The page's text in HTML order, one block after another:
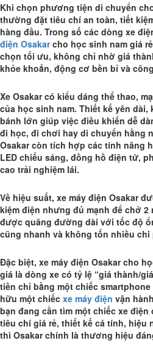
Khi chọn phương tiện di chuyển
thường đặt tiêu chí an toàn, tiết
hàng đầu. Trong số các dòng xe
điện Osakarcho học sinh nam giá
chọn tối ưu, không chỉ nhờ giá
khỏe khoắn, động cơ bền bỉ và
Xe Osakar có kiểu dáng thể thao,
của học sinh nam. Thiết kế yên
bánh lớn giúp việc điều khiển dễ
đi học, đi chơi hay di chuyển hằng
Osakar còn tích hợp các tính năng
LED chiếu sáng, đồng hồ điện tử,
cao trải nghiệm lái.
Về hiệu suất, xe máy điện Osakar
kiệm điện nhưng đủ mạnh để chở
được quãng đường dài với tốc độ
cũng nhanh và không tốn nhiều chi
Đặc biệt, xe máy điện Osakar cho
giá là dòng xe có tỷ lệ “giá thành/
tiền chỉ bằng một chiếc
hữu một chiếc xe máy điện vận
bạn đang cần tìm một chiếc xe
tiêu chí giá rẻ, thiết kế cá tính, hiệu
thì Osakar chính là thương hiệu